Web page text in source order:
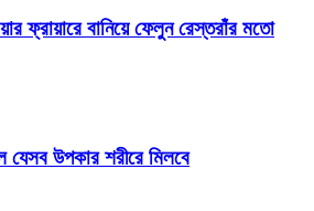
ফ্রায়ারে বানিয়ে ফেলুন রেস্তরাঁর মতো
যেসব উপকার শরীরে মিলবে